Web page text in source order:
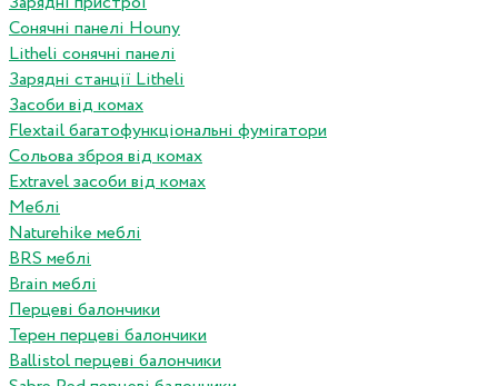
Сонячні панелі Houny
Litheli сонячні панелі
Зарядні станції Litheli
Засоби від комах
Flextail багатофункціональні фумігатори
Сольова зброя від комах
Extravel засоби від комах
Меблі
Naturehike меблі
BRS меблі
Brain меблі
Перцеві балончики
Терен перцеві балончики
Ballistol перцеві балончики